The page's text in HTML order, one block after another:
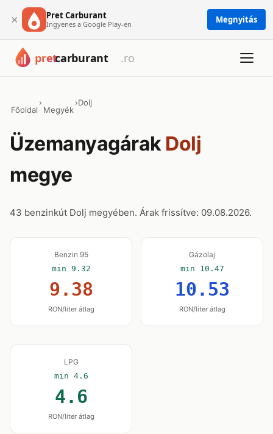
× Pret Carburant
Ingyenes a Google Play-en Megnyitás
Főoldal
›
Megyék
›Dolj
Üzemanyagárak Dolj
megye
43 benzinkút Dolj megyében. Árak frissítve: 09.08.2026.
Benzin 95
min 9.32
9.38
RON/liter átlag
Gázolaj
min 10.47
10.53
RON/liter átlag
LPG
min 4.6
4.6
RON/liter átlag